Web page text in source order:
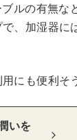
ルの有無な
、加湿器に
にも便利そ
いを